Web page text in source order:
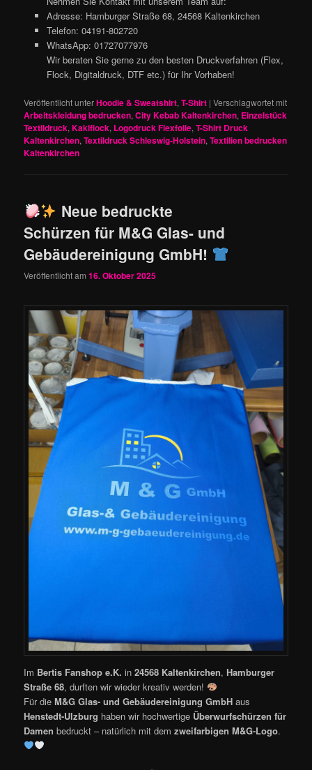
Adresse: Hamburger Straße 68, 24568 Kaltenkirchen
Telefon: 04191-802720
WhatsApp: 01727077976
Wir beraten Sie gerne zu den besten Druckverfahren (Flex,
Flock, Digitaldruck, DTF etc.) für Ihr Vorhaben!
Veröffentlicht unterHoodie & Sweatshirt,T-Shirt |Verschlagwortet mit
Arbeitskleidung bedrucken,City Kebab Kaltenkirchen, Einzelstück
Textildruck,Kakiflock, Logodruck Flexfolie,T-Shirt Druck
Kaltenkirchen,Textildruck Schleswig-Holstein,Textilien bedrucken
Kaltenkirchen
Neue bedruckte
Schürzen für M&G Glas- und
Gebäudereinigung GmbH!
Veröffentlicht am16. Oktober 2025
Im Bertis Fanshop e.K. in24568 Kaltenkirchen, Hamburger
Straße 68, durften wir wieder kreativ werden!
Für dieM&G Glas- und Gebäudereinigung GmbH aus
Henstedt-Ulzburg haben wir hochwertige Überwurfschürzen für
Damen bedruckt – natürlich mit demzweifarbigen M&G-Logo.